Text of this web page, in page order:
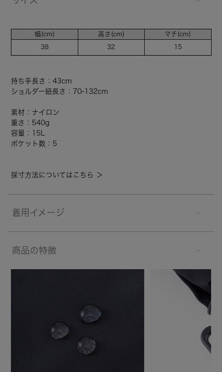
幅(cm)
38
高さ(cm)
32
マチ(cm)
15
持ち手長さ：43cm
ショルダー紐長さ：70-132cm
素材：ナイロン
重さ：540g
容量：15L
ポケット数：5
採寸方法についてはこちら ＞
着用イメージ
商品の特徴